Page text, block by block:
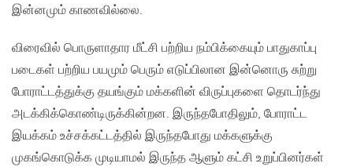
இன்னமும் காணவில்லை.
விரைவில் பொருளாதார மீட்சி பற்றிய நம்பிக்கையும் பாதுகாப்பு
படைகள் பற்றிய பயமும் பெரும் எடுப்பிலான இன்னொரு சுற்று
போராட்டத்துக்கு தயங்கும் மக்களின் விருப்புகளை தொடர்ந்து
அடக்கிக்கொண்டிருக்கின்றன. இருந்தபோதிலும், போராட்ட
இயக்கம் உச்சக்கட்டத்தில் இருந்தபோது மக்களுக்கு
முகங்கொடுக்க முடியாமல் இருந்த ஆளும் கட்சி உறுப்பினர்கள்